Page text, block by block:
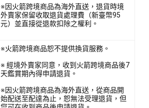
※因火箭跨境商品為海外直送，退貨時境
外賣家保留收取退貨處理費（新臺幣95
元）並直接從退款扣除之權利。
※火箭跨境商品恕不提供換貨服務。
※ 經境外賣家同意，收到火箭跨境商品後7
天鑑賞期內得申請退貨。
※因火箭跨境商品為海外直送，從商品開
始配送至配達為止，恕無法受理退貨，但